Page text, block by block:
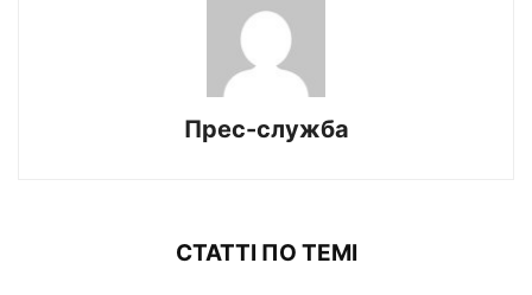
Прес-служба
СТАТТІ ПО ТЕМІ